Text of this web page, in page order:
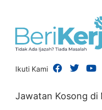
Ikuti Kami
Jawatan Kosong di